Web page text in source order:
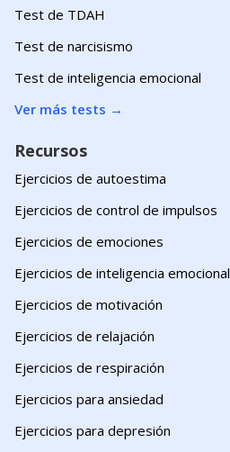
Test de TDAH
Test de narcisismo
Test de inteligencia emocional
Ver más tests →
Recursos
Ejercicios de autoestima
Ejercicios de control de impulsos
Ejercicios de emociones
Ejercicios de inteligencia emocional
Ejercicios de motivación
Ejercicios de relajación
Ejercicios de respiración
Ejercicios para ansiedad
Ejercicios para depresión